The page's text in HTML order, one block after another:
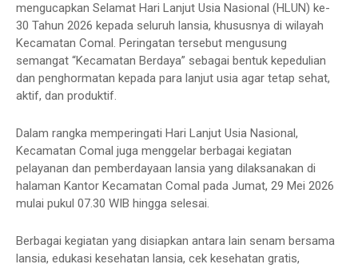
mengucapkan Selamat Hari Lanjut Usia Nasional (HLUN) ke-
30 Tahun 2026 kepada seluruh lansia, khususnya di wilayah
Kecamatan Comal. Peringatan tersebut mengusung
semangat “Kecamatan Berdaya” sebagai bentuk kepedulian
dan penghormatan kepada para lanjut usia agar tetap sehat,
aktif, dan produktif.
Dalam rangka memperingati Hari Lanjut Usia Nasional,
Kecamatan Comal juga menggelar berbagai kegiatan
pelayanan dan pemberdayaan lansia yang dilaksanakan di
halaman Kantor Kecamatan Comal pada Jumat, 29 Mei 2026
mulai pukul 07.30 WIB hingga selesai.
Berbagai kegiatan yang disiapkan antara lain senam bersama
lansia, edukasi kesehatan lansia, cek kesehatan gratis,